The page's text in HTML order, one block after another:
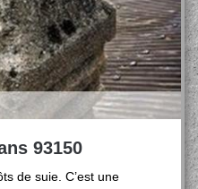
93150
de suie. C’est une